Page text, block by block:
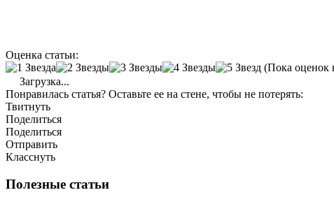
Оценка статьи:
(Пока оценок
Загрузка...
Понравилась статья? Оставьте ее на стене, чтобы не потерять:
Твитнуть
Поделиться
Поделиться
Отправить
Класснуть
Полезные статьи